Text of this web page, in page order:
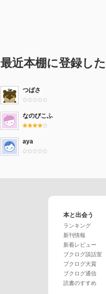
最近本棚に登録し
つばさ
なのぴこふ
aya
本と出会う
ランキング
新刊情報
新着レビュー
ブクログ談話室
ブクログ大賞
ブクログ通信
読書のすすめ